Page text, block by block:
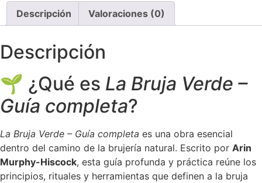
Descripción Valoraciones (0)
Descripción
🌱 ¿Qué es La Bruja Verde –
Guía completa?
La Bruja Verde – Guía completa es una obra esencial
dentro del camino de la brujería natural. Escrito por Arin
Murphy-Hiscock, esta guía profunda y práctica reúne los
principios, rituales y herramientas que definen a la bruja